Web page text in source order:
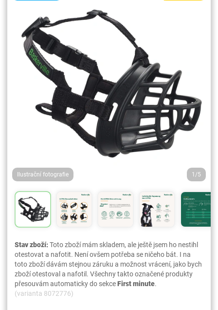
Ilustrační fotografie 1/5
Stav zboží:Toto zboží mám skladem, ale ještě jsem ho nestihl
otestovat a nafotit. Není ovšem potřeba se ničeho bát. I na
toto zboží dávám stejnou záruku a možnost vrácení, jako bych
zboží otestoval a nafotil. Všechny takto označené produkty
přesouvám automaticky do sekceFirst minute.
(varianta 8072776)